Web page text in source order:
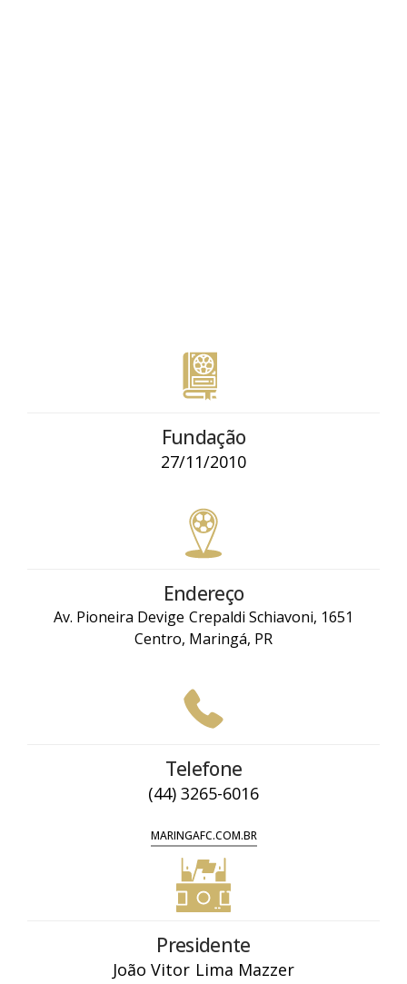
Fundação
27/11/2010
Endereço
Av. Pioneira Devige Crepaldi Schiavoni, 1651
Centro, Maringá, PR
Telefone
(44) 3265-6016
MARINGAFC.COM.BR
Presidente
João Vitor Lima Mazzer